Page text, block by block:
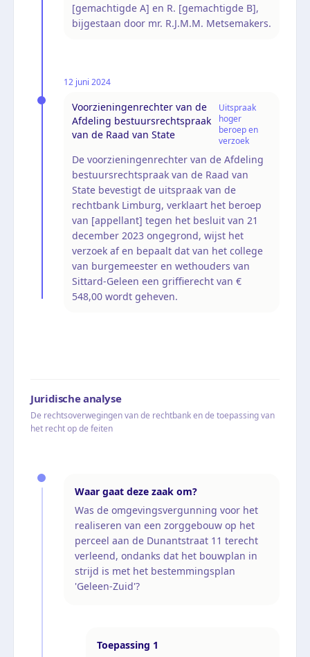
[gemachtigde A] en R. [gemachtigde B],
bijgestaan door mr. R.J.M.M. Metsemakers.
12 juni 2024
Voorzieningenrechter van de
Afdeling bestuursrechtspraak
van de Raad van State
Uitspraak
hoger
beroep en
verzoek
De voorzieningenrechter van de Afdeling
bestuursrechtspraak van de Raad van
State bevestigt de uitspraak van de
rechtbank Limburg, verklaart het beroep
van [appellant] tegen het besluit van 21
december 2023 ongegrond, wijst het
verzoek af en bepaalt dat van het college
van burgemeester en wethouders van
Sittard-Geleen een griffierecht van €
548,00 wordt geheven.
Juridische analyse
De rechtsoverwegingen van de rechtbank en de toepassing van
het recht op de feiten
Waar gaat deze zaak om?
Was de omgevingsvergunning voor het
realiseren van een zorggebouw op het
perceel aan de Dunantstraat 11 terecht
verleend, ondanks dat het bouwplan in
strijd is met het bestemmingsplan
'Geleen-Zuid'?
Toepassing 1